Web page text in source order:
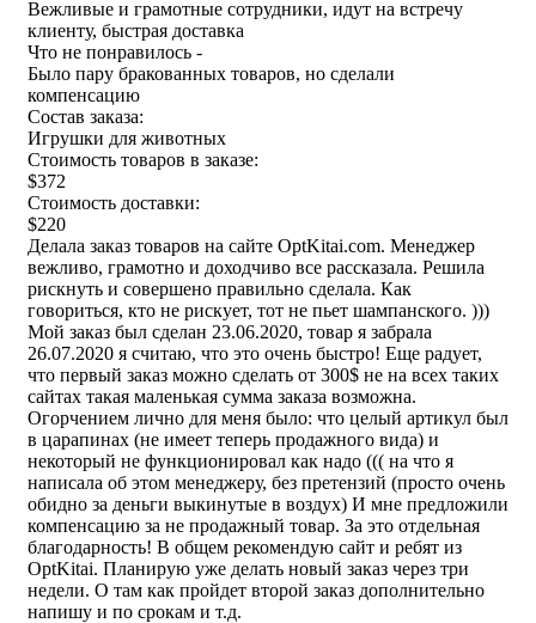
Вежливые и грамотные сотрудники, идут на встречу
клиенту, быстрая доставка
Что не понравилось -
Было пару бракованных товаров, но сделали
компенсацию
Состав заказа:
Игрушки для животных
Стоимость товаров в заказе:
$372
Стоимость доставки:
$220
Делала заказ товаров на сайте OptKitai.com. Менеджер
вежливо, грамотно и доходчиво все рассказала. Решила
рискнуть и совершено правильно сделала. Как
говориться, кто не рискует, тот не пьет шампанского. )))
Мой заказ был сделан 23.06.2020, товар я забрала
26.07.2020 я считаю, что это очень быстро! Еще радует,
что первый заказ можно сделать от 300$ не на всех таких
сайтах такая маленькая сумма заказа возможна.
Огорчением лично для меня было: что целый артикул был
в царапинах (не имеет теперь продажного вида) и
некоторый не функционировал как надо ((( на что я
написала об этом менеджеру, без претензий (просто очень
обидно за деньги выкинутые в воздух) И мне предложили
компенсацию за не продажный товар. За это отдельная
благодарность! В общем рекомендую сайт и ребят из
OptKitai. Планирую уже делать новый заказ через три
недели. О там как пройдет второй заказ дополнительно
напишу и по срокам и т.д.